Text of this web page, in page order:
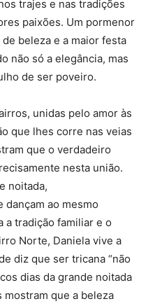
trajes e nas tradições
paixões. Um pormenor
beleza e a maior festa
não só a elegância, mas
de ser poveiro.
unidas pelo amor às
que lhes corre nas veias
que o verdadeiro
nesta união.
noitada,
dançam ao mesmo
a tradição familiar e o
Norte, Daniela vive a
diz que ser tricana “não
dias da grande noitada
mostram que a beleza